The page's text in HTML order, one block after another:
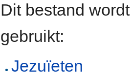
Dit bestand
gebruikt:
Jezuïeten